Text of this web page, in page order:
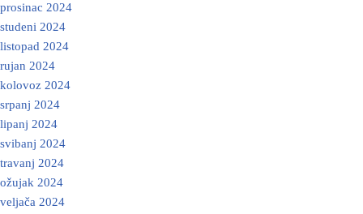
prosinac 2024
studeni 2024
listopad 2024
rujan 2024
kolovoz 2024
srpanj 2024
lipanj 2024
svibanj 2024
travanj 2024
ožujak 2024
veljača 2024